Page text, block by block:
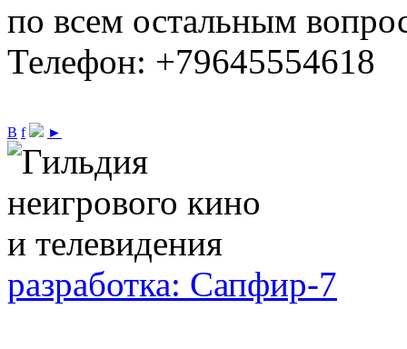
по всем остальным
Телефон: +79645554618
В f ►
разработка: Сапфир-7